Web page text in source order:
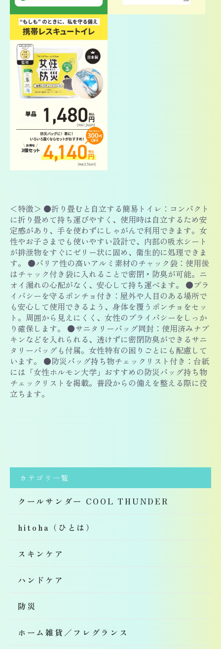
＜特徴＞ ●折り畳むと自立する簡易トイレ：コンパクト
に折り畳めて持ち運びやすく、使用時は自立するため安
定感があり、手を使わずにしゃがんで利用できます。女
性やお子さまでも使いやすい設計で、内部の吸水シート
が排泄物をすぐにゼリー状に固め、衛生的に処理できま
す。 ●バリア性の高いアルミ素材のチャック袋：使用後
はチャック付き袋に入れることで密閉・防臭が可能。ニ
オイ漏れの心配がなく、安心して持ち運べます。 ●プラ
イバシーを守るポンチョ付き：屋外や人目のある場所で
も安心して使用できるよう、身体を覆うポンチョをセッ
ト。周囲から見えにくく、女性のプライバシーをしっか
り確保します。 ●サニタリーバッグ同封：使用済みナプ
キンなどを入れられる、透けずに密閉防臭ができるサニ
タリーバッグも付属。女性特有の困りごとにも配慮して
います。 ●防災バッグ持ち物チェックリスト付き：台紙
には「女性ホルモン大学」おすすめの防災バッグ持ち物
チェックリストを掲載。普段からの備えを整える際に役
立ちます。
カテゴリ一覧
クールサンダー COOL THUNDER
hitoha（ひとは）
スキンケア
ハンドケア
防災
ホーム雑貨／フレグランス